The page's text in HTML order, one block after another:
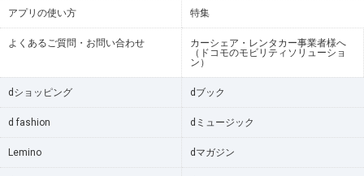
アプリの使い方 特集
よくあるご質問・お問い合わせ
カーシェア・レンタカー事業者様へ
（ドコモのモビリティソリューショ
ン）
dショッピング dブック
d fashion dミュージック
Lemino dマガジン